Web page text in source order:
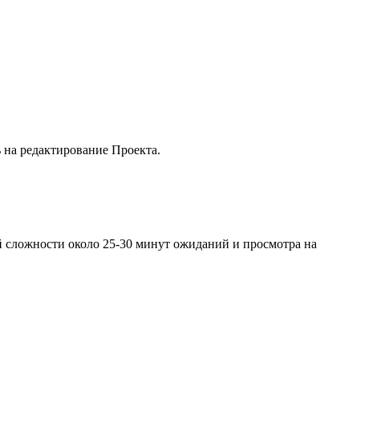
редактирование Проекта.
около 25-30 минут ожиданий и просмотра на